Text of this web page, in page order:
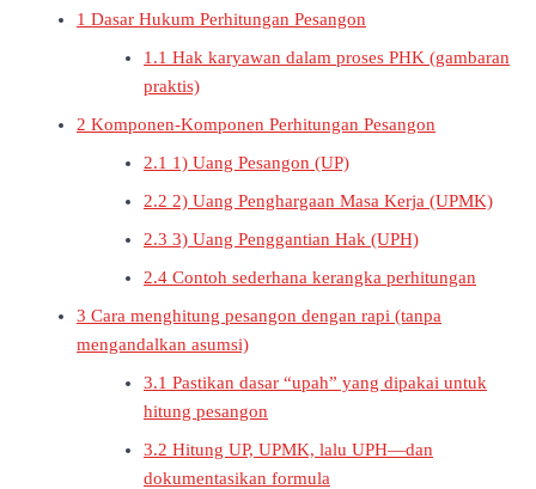
1 Dasar Hukum Perhitungan Pesangon
1.1 Hak karyawan dalam proses PHK (gambaran
praktis)
2 Komponen-Komponen Perhitungan Pesangon
2.1 1) Uang Pesangon (UP)
2.2 2) Uang Penghargaan Masa Kerja (UPMK)
2.3 3) Uang Penggantian Hak (UPH)
2.4 Contoh sederhana kerangka perhitungan
3 Cara menghitung pesangon dengan rapi (tanpa
mengandalkan asumsi)
3.1 Pastikan dasar “upah” yang dipakai untuk
hitung pesangon
3.2 Hitung UP, UPMK, lalu UPH—dan
dokumentasikan formula